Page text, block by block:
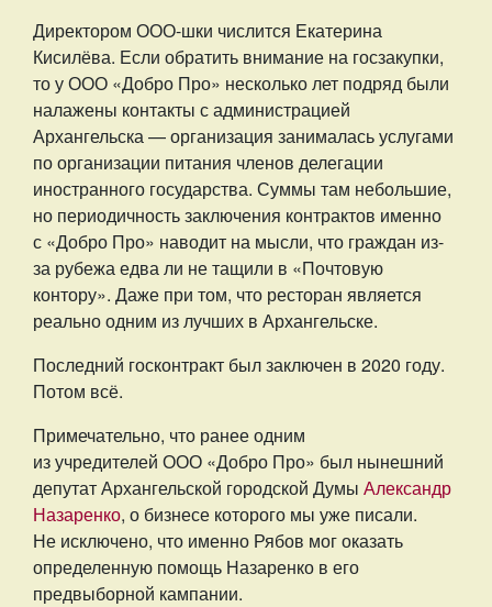
Директором ООО-шки числится Екатерина
Кисилёва. Если обратить внимание на госзакупки,
то у ООО «Добро Про» несколько лет подряд были
налажены контакты с администрацией
Архангельска — организация занималась услугами
по организации питания членов делегации
иностранного государства. Суммы там небольшие,
но периодичность заключения контрактов именно
с «Добро Про» наводит на мысли, что граждан из-
за рубежа едва ли не тащили в «Почтовую
контору». Даже при том, что ресторан является
реально одним из лучших в Архангельске.
Последний госконтракт был заключен в 2020 году.
Потом всё.
Примечательно, что ранее одним
из учредителей ООО «Добро Про» был нынешний
депутат Архангельской городской Думы Александр
Назаренко, о бизнесе которого мы уже писали.
Не исключено, что именно Рябов мог оказать
определенную помощь Назаренко в его
предвыборной кампании.